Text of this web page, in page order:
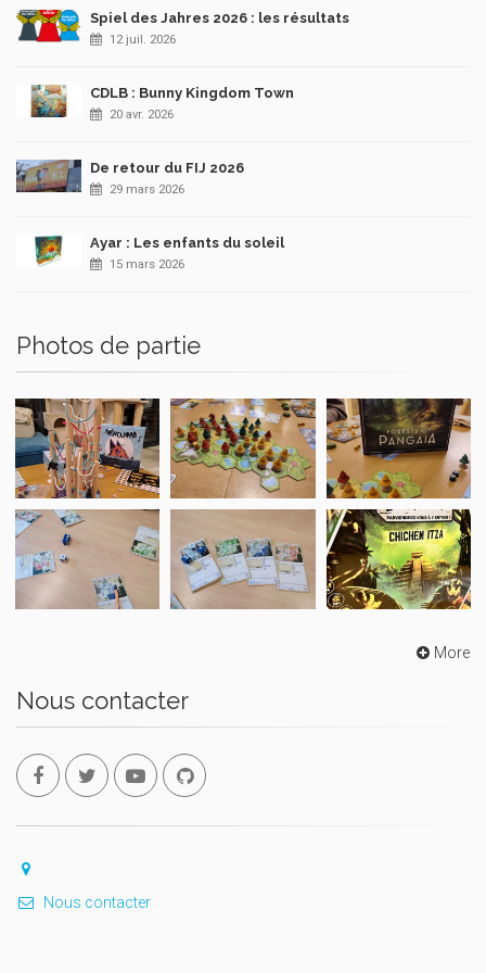
Spiel des Jahres 2026 : les résultats
12 juil. 2026
CDLB : Bunny Kingdom Town
20 avr. 2026
De retour du FIJ 2026
29 mars 2026
Ayar : Les enfants du soleil
15 mars 2026
Photos de partie
More
Nous contacter
Nous contacter